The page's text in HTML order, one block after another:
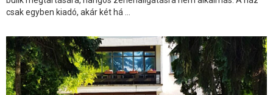
csak egyben kiadó, akár két há ...